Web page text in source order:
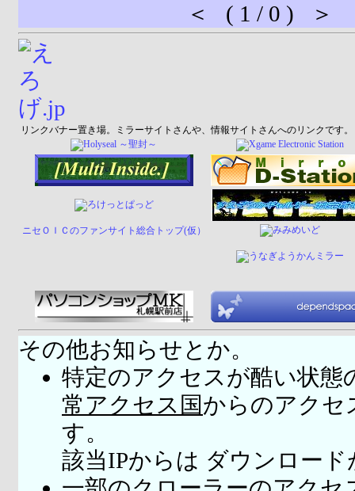
＜ ( 1 / 0 ) ＞
リンクバナー置き場。ミラーサイトさんや、情報サイトさんへのリンクです。
ニセＯＩＣのファンサイト総合トップ(仮）
その他お知らせとか。
特定のアクセスが酷い状態
常アクセス国からのアクセ
す。
該当IPからは ダウンロー